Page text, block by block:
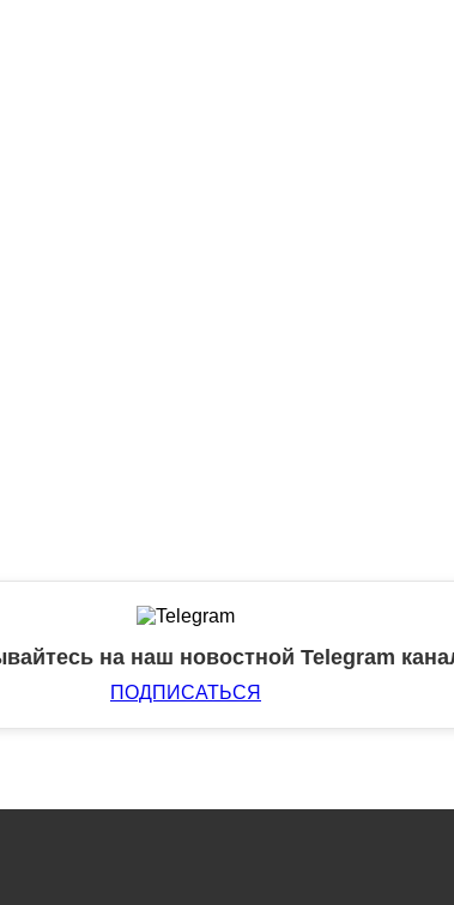
на наш новостной Telegram
ПОДПИСАТЬСЯ